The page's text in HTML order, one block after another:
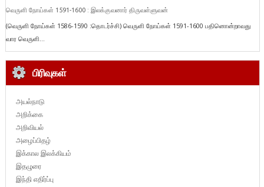
வெருளி நோய்கள் 1591-1600 : இலக்குவனார் திருவள்ளுவன்
(வெருளி நோய்கள் 1586-1590 :தொடர்ச்சி) வெருளி நோய்கள் 1591-1600 பதினொன்றாவது
வார வெருளி...
பிரிவுகள்
அயல்நாடு
அறிக்கை
அறிவியல்
அழைப்பிதழ்
இக்கால இலக்கியம்
இதழுரை
இந்தி எதிர்ப்பு